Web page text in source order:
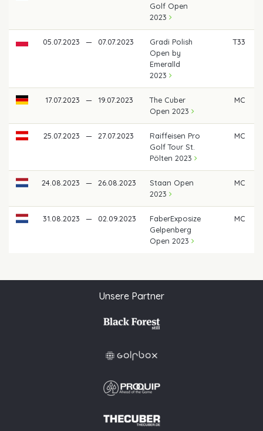
Golf Open
2023
05.07.2023 — 07.07.2023
Gradi Polish
Open by
Emeralld
2023
T33
17.07.2023 — 19.07.2023
The Cuber
Open 2023
MC
25.07.2023 — 27.07.2023
Raiffeisen Pro
Golf Tour St.
Pölten 2023
MC
24.08.2023 — 26.08.2023
Staan Open
2023
MC
31.08.2023 — 02.09.2023
FaberExposize
Gelpenberg
Open 2023
MC
Unsere Partner